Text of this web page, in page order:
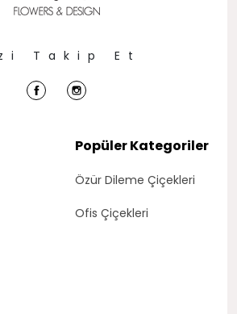
Popüler Kategoriler
Özür Dileme Çiçekleri
Ofis Çiçekleri
Takip Et